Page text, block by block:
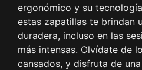
ergonómico y su
estas zapatillas te brindan
duradera, incluso en las
más intensas. Olvídate de
cansados, y disfruta de